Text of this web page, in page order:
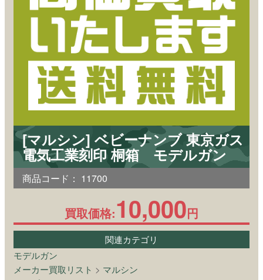
[マルシン] ベビーナンブ 東京ガス
電気工業刻印 桐箱 モデルガン
商品コード： 11700
買取価格:10,000円
関連カテゴリ
モデルガン
メーカー買取リスト > マルシン